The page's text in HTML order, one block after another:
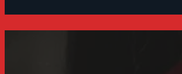
tập đấm bốc có giảm